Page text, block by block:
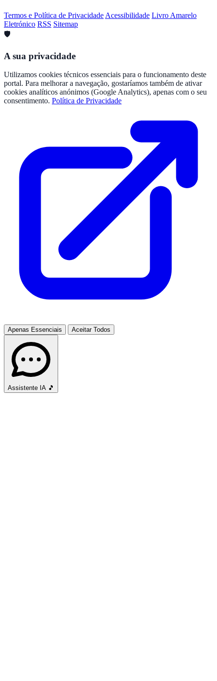
Termos e Política de Privacidade Acessibilidade Livro Amarelo
Eletrónico RSS Sitemap
🛡️
A sua privacidade
Utilizamos cookies técnicos essenciais para o funcionamento deste
portal. Para melhorar a navegação, gostaríamos também de ativar
cookies analíticos anónimos (Google Analytics), apenas com o seu
consentimento. Política de Privacidade
Apenas Essenciais Aceitar Todos
Assistente IA 🎵